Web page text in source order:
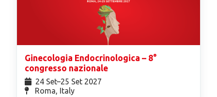
Ginecologia Endocrinologica – 8°
congresso nazionale
24 Set⁠–25 Set 2027
Roma, Italy